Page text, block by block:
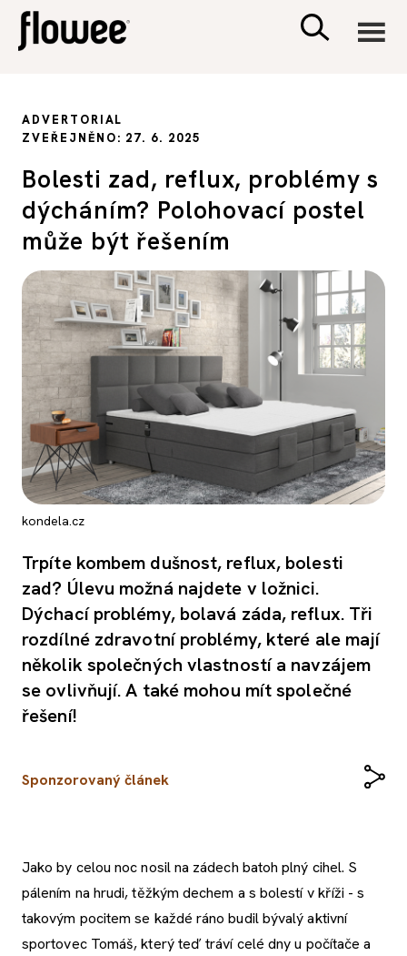
PSYCHOLOGIE
SEX A VZTAHY
ADVERTORIAL
ZVEŘEJNĚNO: 27. 6. 2025
Bolesti zad, reflux, problémy s
dýcháním? Polohovací postel
může být řešením
kondela.cz
Trpíte kombem dušnost, reflux, bolesti
zad? Úlevu možná najdete v ložnici.
Dýchací problémy, bolavá záda, reflux. Tři
rozdílné zdravotní problémy, které ale mají
několik společných vlastností a navzájem
se ovlivňují. A také mohou mít společné
řešení!
Sponzorovaný článek
Jako by celou noc nosil na zádech batoh plný cihel. S
pálením na hrudi, těžkým dechem a s bolestí v kříži - s
takovým pocitem se každé ráno budil bývalý aktivní
sportovec Tomáš, který teď tráví celé dny u počítače a